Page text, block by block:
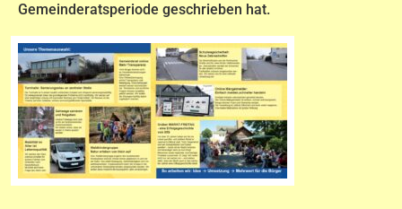
Gemeinderatsperiode geschrieben hat.